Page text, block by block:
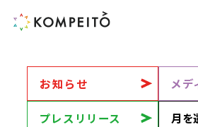
お知らせ メデ
プレスリリース